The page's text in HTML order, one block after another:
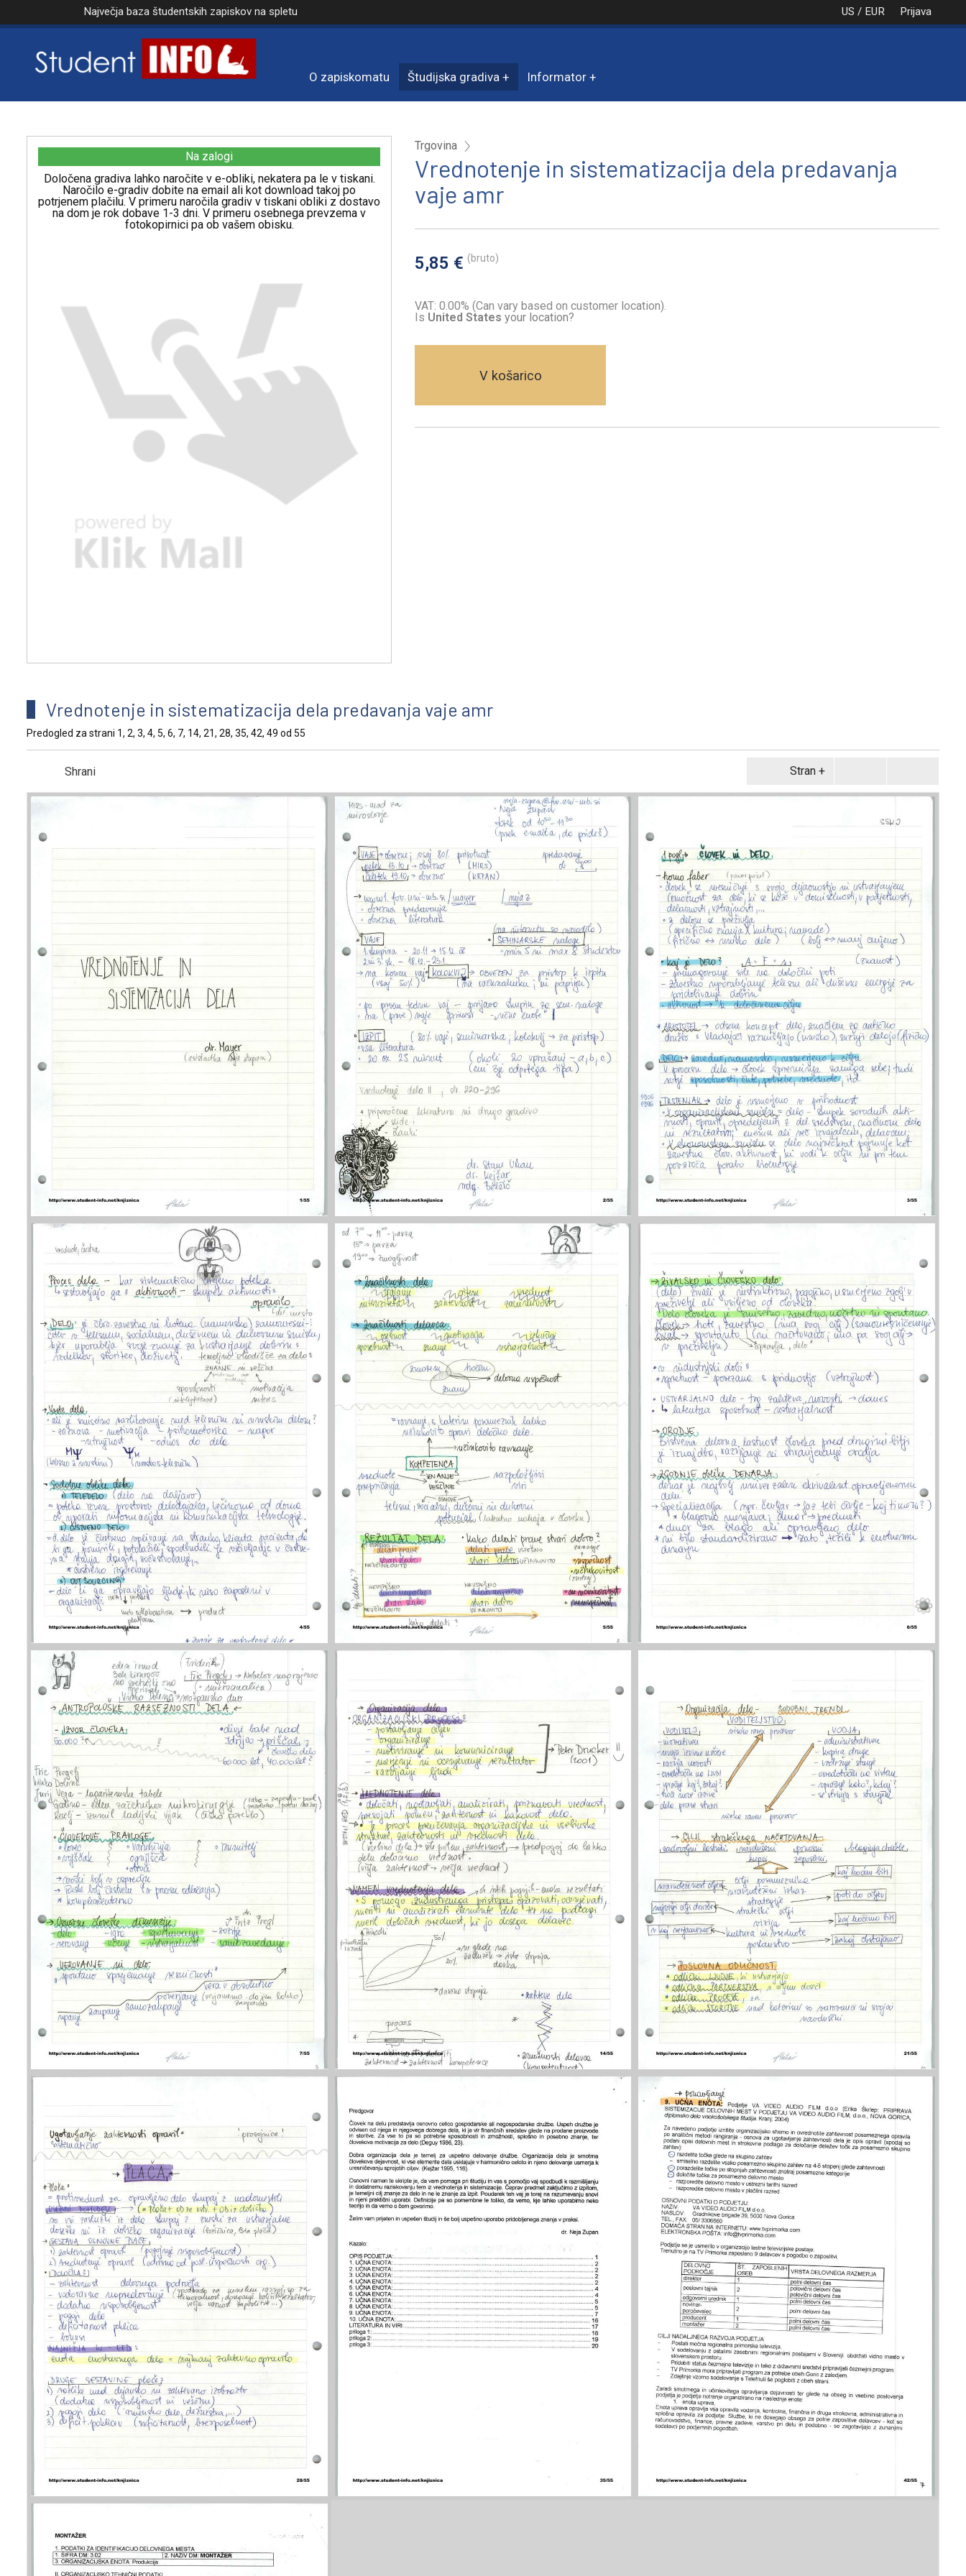
Prijava
US / EUR
Največja baza študentskih zapiskov na spletu
O zapiskomatu Študijska gradiva Informator
Na zalogi
Določena gradiva lahko naročite v e-obliki, nekatera pa le v tiskani.
Naročilo e-gradiv dobite na email ali kot download takoj po
potrjenem plačilu. V primeru naročila gradiv v tiskani obliki z dostavo
na dom je rok dobave 1-3 dni. V primeru osebnega prevzema v
fotokopirnici pa ob vašem obisku.
Trgovina
Vrednotenje in sistematizacija dela predavanja
vaje amr
5,85 € (bruto)
VAT: 0.00% (Can vary based on customer location).
Is United States your location?
V košarico
Vrednotenje in sistematizacija dela predavanja vaje amr
Predogled za strani 1, 2, 3, 4, 5, 6, 7, 14, 21, 28, 35, 42, 49 od 55
Stran
Shrani